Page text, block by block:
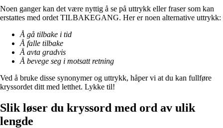
Noen ganger kan det være nyttig å se på uttrykk eller fraser som kan
erstattes med ordet TILBAKEGANG. Her er noen alternative uttrykk:
Å gå tilbake i tid
Å falle tilbake
Å avta gradvis
Å bevege seg i motsatt retning
Ved å bruke disse synonymer og uttrykk, håper vi at du kan fullføre
kryssordet ditt med letthet. Lykke til!
Slik løser du kryssord med ord av ulik
lengde